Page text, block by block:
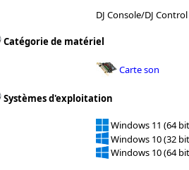
DJ Console/DJ Control
Catégorie de matériel
Carte son
Systèmes d'exploitation
Windows 11 (64
Windows 10 (32
Windows 10 (64